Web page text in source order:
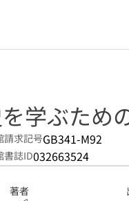
リンク学ぶため
請求記号GB341-M92
書誌ID032663524
著者